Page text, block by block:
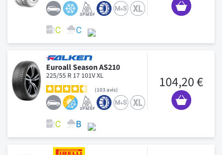
Euroall Season AS210
225/55 R 17 101V XL
103 avis 104,20 €